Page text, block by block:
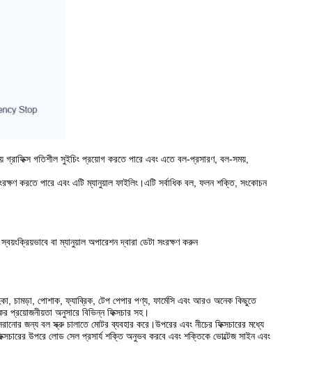
গ্রাফিক্স গতিশীল সুইচিং প্রয়োগ করতে পারে এবং এতে বল-প্রসারণ, বল-সময়,
করতে পারে এবং এটি ম্যানুয়াল ফাইলিং।এটি সর্বাধিক বল, ফলন শক্তি, সংকোচন
বা ম্যানুয়াল অপারেশন দ্বারা ডেটা সংরক্ষণ করুন
চামড়া, পোশাক, ফ্যাব্রিক, টেপ পেপার পণ্য, ফার্মেসি এবং আরও অনেক কিছুতে
প্রয়োজনীয়তা অনুসারে বিভিন্ন ফিক্সচার সহ।
জন্য বল স্ক্রু চালাতে মোটর ব্যবহার করে।উপরের এবং নীচের ফিক্সচারের মধ্যে
উপরে লোড সেল প্রসার্য শক্তি অনুভব করবে এবং শক্তিকে ভোল্টেজ সাইন এবং